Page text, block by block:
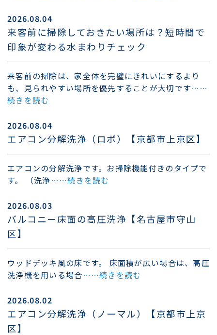
2026.08.04
来客前に掃除しておきたい場所は？短時間で
印象が変わる水まわりチェック
来客前の掃除は、家全体を完璧にきれいにするより
も、見られやすい場所を優先することが大切です……
続きを読む
2026.08.04
エアコン分解洗浄（ロボ）【京都市上京区】
エアコンの分解洗浄です。お掃除機能付きのタイプで
す。 （洗浄……続きを読む
2026.08.03
バルコニー床面の高圧洗浄【名古屋市守山
区】
ウッドデッキ風の床です。 床面積が広い場合は、高圧
洗浄機を用いる場合……続きを読む
2026.08.02
エアコン分解洗浄（ノーマル）【京都市上京
区】